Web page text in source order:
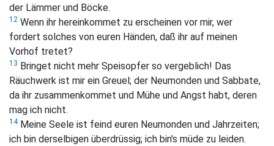
der Lämmer und Böcke.
12 Wenn ihr hereinkommet zu erscheinen vor mir, wer
fordert solches von euren Händen, daß ihr auf meinen
Vorhof tretet?
13 Bringet nicht mehr Speisopfer so vergeblich! Das
Räuchwerk ist mir ein Greuel; der Neumonden und Sabbate,
da ihr zusammenkommet und Mühe und Angst habt, deren
mag ich nicht.
14Meine Seele ist feind euren Neumonden und Jahrzeiten;
ich bin derselbigen überdrüssig; ich bin's müde zu leiden.